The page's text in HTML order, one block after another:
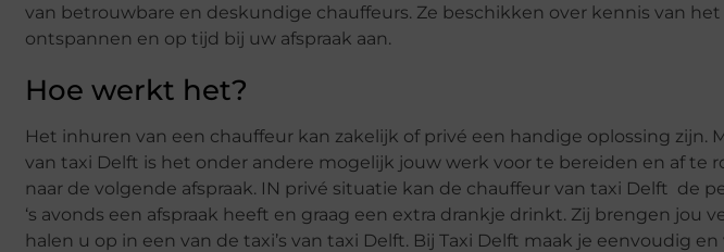
van betrouwbare en deskundige chauffeurs. Ze beschikken over kennis van
ontspannen en op tijd bij uw afspraak aan.
Hoe werkt het?
Het inhuren van een chauffeur kan zakelijk of privé een handige oplossing zijn.
van taxi Delft is het onder andere mogelijk jouw werk voor te bereiden en af te
naar de volgende afspraak. IN privé situatie kan de chauffeur van taxi Delft de
‘s avonds een afspraak heeft en graag een extra drankje drinkt. Zij brengen jou
halen u op in een van de taxi’s van taxi Delft. Bij Taxi Delft maak je eenvoudig